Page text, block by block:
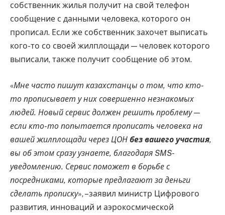
собственник жилья получит на свой телефон
сообщение с данными человека, которого он
прописал. Если же собственник захочет выписать
кого-то со своей жилплощади — человек которого
выписали, также получит сообщение об этом.
«Мне часто пишут казахстанцы о том, что кто-
то прописывает у них совершенно незнакомых
людей. Новый сервис должен решить проблему —
если кто-то попытается прописать человека на
вашей жилплощади через ЦОН без вашего участия,
вы об этом сразу узнаете, благодаря SMS-
уведомлению. Сервис поможет в борьбе с
посредниками, которые предлагают за деньги
сделать прописку», –заявил министр Цифрового
развития, инноваций и аэрокосмической